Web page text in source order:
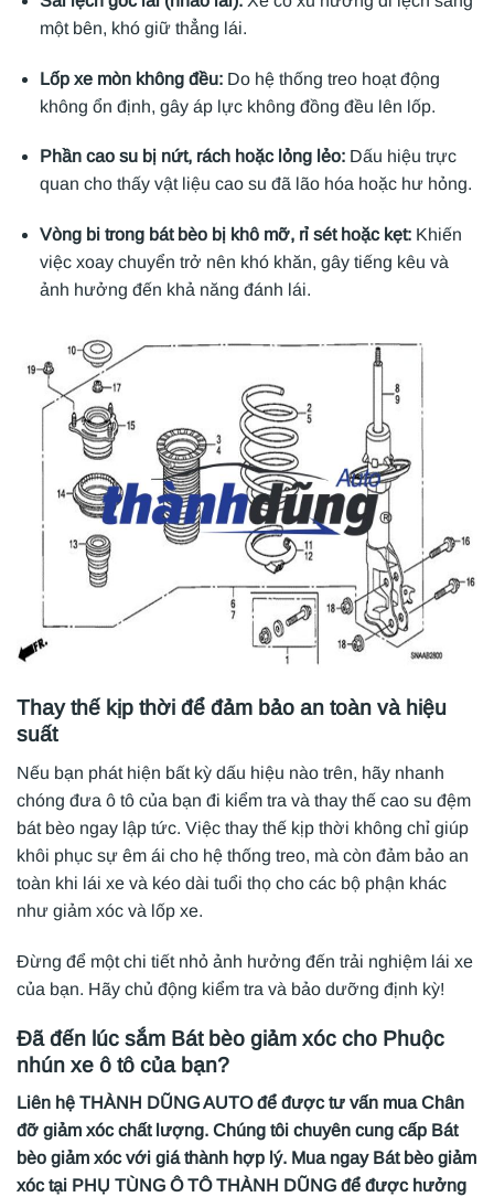
một bên, khó giữ thẳng lái.
Lốp xe mòn không đều: Do hệ thống treo hoạt động
không ổn định, gây áp lực không đồng đều lên lốp.
Phần cao su bị nứt, rách hoặc lỏng lẻo: Dấu hiệu trực
quan cho thấy vật liệu cao su đã lão hóa hoặc hư hỏng.
Vòng bi trong bát bèo bị khô mỡ, rỉ sét hoặc kẹt:Khiến
việc xoay chuyển trở nên khó khăn, gây tiếng kêu và
ảnh hưởng đến khả năng đánh lái.
Thay thế kịp thời để đảm bảo an toàn và hiệu
suất
Nếu bạn phát hiện bất kỳ dấu hiệu nào trên, hãy nhanh
chóng đưa ô tô của bạn đi kiểm tra và thay thế cao su đệm
bát bèo ngay lập tức. Việc thay thế kịp thời không chỉ giúp
khôi phục sự êm ái cho hệ thống treo, mà còn đảm bảo an
toàn khi lái xe và kéo dài tuổi thọ cho các bộ phận khác
như giảm xóc và lốp xe.
Đừng để một chi tiết nhỏ ảnh hưởng đến trải nghiệm lái xe
của bạn. Hãy chủ động kiểm tra và bảo dưỡng định kỳ!
Đã đến lúc sắm Bát bèo giảm xóc cho Phuộc
nhún xe ô tô của bạn?
Liên hệ THÀNH DŨNG AUTO để được tư vấn mua Chân
đỡ giảm xóc chất lượng. Chúng tôi chuyên cung cấp Bát
bèo giảm xóc với giá thành hợp lý. Mua ngay Bát bèo giảm
xóc tại PHỤ TÙNG Ô TÔ THÀNH DŨNG để được hưởng